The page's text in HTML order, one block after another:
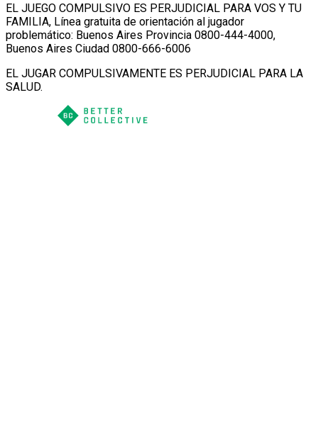
EL JUEGO COMPULSIVO ES PERJUDICIAL PARA VOS Y TU
FAMILIA, Línea gratuita de orientación al jugador
problemático: Buenos Aires Provincia 0800-444-4000,
Buenos Aires Ciudad 0800-666-6006
EL JUGAR COMPULSIVAMENTE ES PERJUDICIAL PARA LA
SALUD.